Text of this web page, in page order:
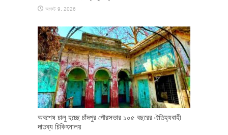
আগস্ট 9, 2026
অবশেষ চালু হচ্ছে চাঁদপুর পৌরসভার ১০৫ বছরের ঐতিহ্যবাহী
দাতব্য চিকিৎসালয়